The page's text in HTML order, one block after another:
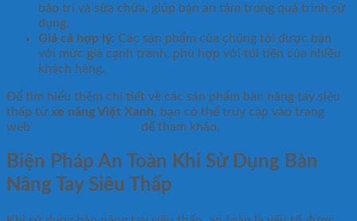
bảo trì và sửa chữa, giúp bạn an tâm trong quá trình sử
dụng.
Giá cả hợp lý: Các sản phẩm của chúng tôi được bán
với mức giá cạnh tranh, phù hợp với túi tiền của nhiều
khách hàng.
Để tìm hiểu thêm chi tiết về các sản phẩm bàn nâng tay siêu
thấp từxe nâng Việt Xanh, bạn có thể truy cập vào trang
web
để tham khảo.
Biện Pháp An Toàn Khi Sử Dụng Bàn
Nâng Tay Siêu Thấp